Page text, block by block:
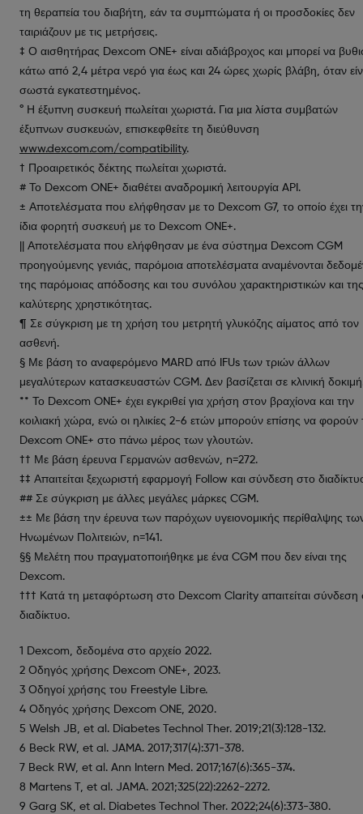
τη θεραπεία του διαβήτη, εάν τα συμπτώματα ή οι προσδοκίες δεν
ταιριάζουν με τις μετρήσεις.
‡ Ο αισθητήρας Dexcom ONE+ είναι αδιάβροχος και μπορεί να
κάτω από 2,4 μέτρα νερό για έως και 24 ώρες χωρίς βλάβη, όταν
σωστά εγκατεστημένος.
° Η έξυπνη συσκευή πωλείται χωριστά. Για μια λίστα συμβατών
έξυπνων συσκευών, επισκεφθείτε τη διεύθυνση
www.dexcom.com/compatibility.
† Προαιρετικός δέκτης πωλείται χωριστά.
# Το Dexcom ONE+ διαθέτει αναδρομική λειτουργία API.
± Αποτελέσματα που ελήφθησαν με το Dexcom G7, το οποίο έχει
ίδια φορητή συσκευή με το Dexcom ONE+.
|| Αποτελέσματα που ελήφθησαν με ένα σύστημα Dexcom CGM
προηγούμενης γενιάς, παρόμοια αποτελέσματα αναμένονται
της παρόμοιας απόδοσης και του συνόλου χαρακτηριστικών και της
καλύτερης χρηστικότητας.
¶ Σε σύγκριση με τη χρήση του μετρητή γλυκόζης αίματος από τον
ασθενή.
§ Με βάση το αναφερόμενο MARD από IFUs των τριών άλλων
μεγαλύτερων κατασκευαστών CGM. Δεν βασίζεται σε κλινική
** Το Dexcom ONE+ έχει εγκριθεί για χρήση στον βραχίονα και την
κοιλιακή χώρα, ενώ οι ηλικίες 2-6 ετών μπορούν επίσης να φορούν
Dexcom ONE+ στο πάνω μέρος των γλουτών.
†† Με βάση έρευνα Γερμανών ασθενών, n=272.
‡‡ Απαιτείται ξεχωριστή εφαρμογή Follow και σύνδεση στο
## Σε σύγκριση με άλλες μεγάλες μάρκες CGM.
±± Με βάση την έρευνα των παρόχων υγειονομικής περίθαλψης
Ηνωμένων Πολιτειών, n=141.
§§ Μελέτη που πραγματοποιήθηκε με ένα CGM που δεν είναι της
Dexcom.
††† Κατά τη μεταφόρτωση στο Dexcom Clarity απαιτείται σύνδεση
διαδίκτυο.
1 Dexcom, δεδομένα στο αρχείο 2022.
2 Οδηγός χρήσης Dexcom ONE+, 2023.
3 Οδηγοί χρήσης του Freestyle Libre.
4 Οδηγός χρήσης Dexcom ONE, 2020.
5 Welsh JB, et al. Diabetes Technol Ther. 2019;21(3):128-132.
6 Beck RW, et al. JAMA. 2017;317(4):371-378.
7 Beck RW, et al. Ann Intern Med. 2017;167(6):365-374.
8 Martens T, et al. JAMA. 2021;325(22):2262-2272.
9 Garg SK, et al. Diabetes Technol Ther. 2022;24(6):373-380.